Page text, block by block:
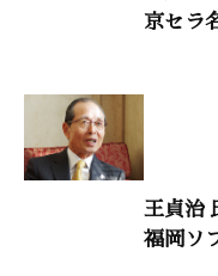
鈴木秀子（国際コミュニ
「新しい発見にはドラマが
中西重忠（サントリー生
村上和雄（筑波大学名誉教
親子で読む孔子の人
京セラ
王貞治
福岡ソ